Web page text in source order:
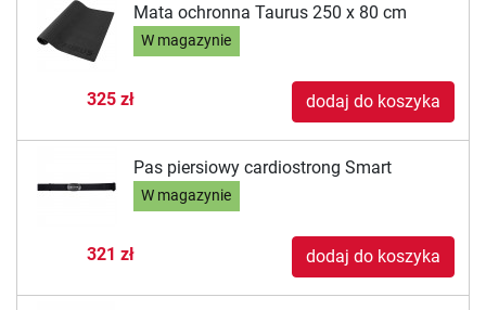
Mata ochronna Taurus 250 x 80 cm
W magazynie
325 zł dodaj do koszyka
Pas piersiowy cardiostrong Smart
W magazynie
321 zł dodaj do koszyka